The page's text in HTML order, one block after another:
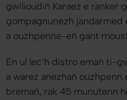
gwilioudiñ Karaez e ranker
gompagnunezh jandarmed
a ouzhpenne-eñ gant
En ul lec’h distro emañ ti-
a warez anezhañ ouzhpenn
bremañ, rak 45 munutenn